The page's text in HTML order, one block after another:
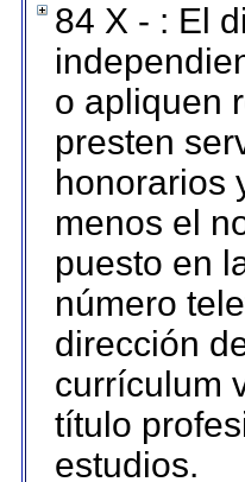
84 X - : El
o apliquen
presten
honorarios
menos el
puesto en
número
dirección
currículum
título
estudios.